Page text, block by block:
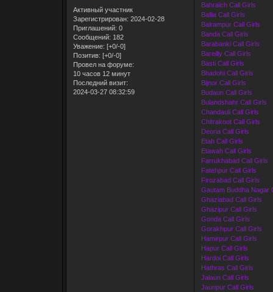
Активный участник
Зарегистрирован: 2024-02-28
Приглашений: 0
Сообщений: 182
Уважение: [+0/-0]
Позитив: [+0/-0]
Провел на форуме:
10 часов 12 минут
Последний визит:
2024-03-27 08:32:59
Bahraich Call Girls
Ballia Call Girls
Balrampur Call Girls
Banda Call Girls
Barabanki Call Girls
Bareilly Call Girls
Basti Call Girls
Bhadohi Call Girls
Bijnor Call Girls
Budaun Call Girls
Bulandshahr Call Girls
Chandauli Call Girls
Chitrakoot Call Girls
Deoria Call Girls
Etah Call Girls
Etawah Call Girls
Farrukhabad Call Girls
Fatehpur Call Girls
Firozabad Call Girls
Gautam Buddha Nagar
Ghaziabad Call Girls
Ghazipur Call Girls
Gonda Call Girls
Gorakhpur Call Girls
Hamirpur Call Girls
Hapur Call Girls
Hardoi Call Girls
Hathras Call Girls
Jalaun Call Girls
Jaunpur Call Girls